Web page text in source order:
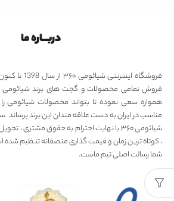
دربـــاره ما
فروشگاه
فروش تمامی محصولات و گجت های برند شیائومی
همواره سعی نموده تا بتواند محصولات شیائومی
مناسب در ایران به دست علاقه مندان این برند
شیائومی ۳۶۰ با نهایت احترام به حقوق مشتری
، کوتاه ترین زمان و قیمت گذاری منصفانه تنظیم
شما رسالت اصلی تیم ماست.